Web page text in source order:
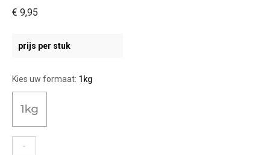
€ 9,95
prijs per stuk
Kies uw formaat: 1kg
-